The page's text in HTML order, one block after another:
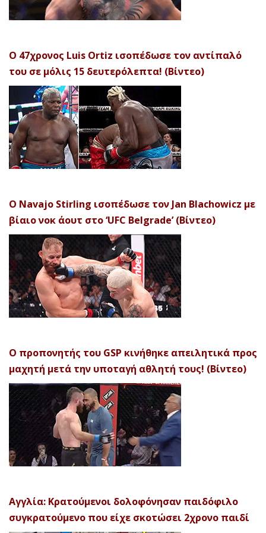
Ο 47χρονος Luis Ortiz ισοπέδωσε τον αντίπαλό
του σε μόλις 15 δευτερόλεπτα! (Βίντεο)
Ο Navajo Stirling ισοπέδωσε τον Jan Blachowicz με
βίαιο νοκ άουτ στο ‘UFC Belgrade’ (Βίντεο)
Ο προπονητής του GSP κινήθηκε απειλητικά προς
μαχητή μετά την υποταγή αθλητή τους! (Βίντεο)
Αγγλία: Κρατούμενοι δολοφόνησαν παιδόφιλο
συγκρατούμενο που είχε σκοτώσει 2χρονο παιδί